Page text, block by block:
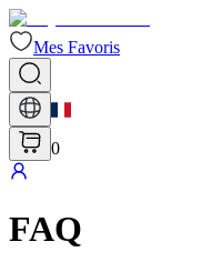
Mes Favoris
0
FAQ